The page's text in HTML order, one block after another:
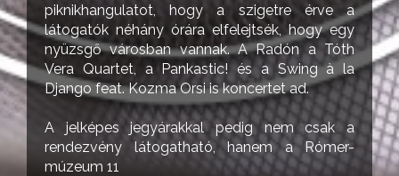
piknikhangulatot, hogy a szigetre érve a
látogatók néhány órára elfelejtsék, hogy egy
nyüzsgő városban vannak. A Radón a Tóth
Vera Quartet, a Pankastic! és a Swing à la
Django feat. Kozma Orsi is koncertet ad.
A jelképes jegyárakkal pedig nem csak a
rendezvény látogatható, hanem a Rómer-
múzeum 11